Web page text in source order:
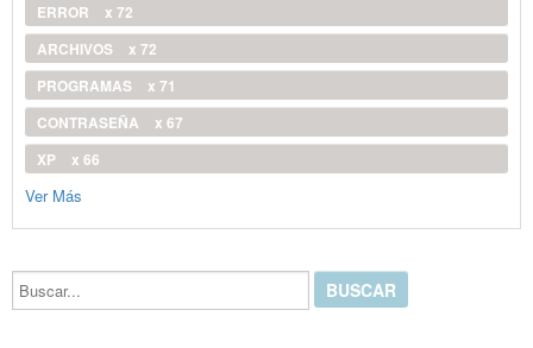
ERROR
x 72
ARCHIVOS
x 72
PROGRAMAS
x 71
CONTRASEÑA
x 67
XP
x 66
Ver Más
Buscar...